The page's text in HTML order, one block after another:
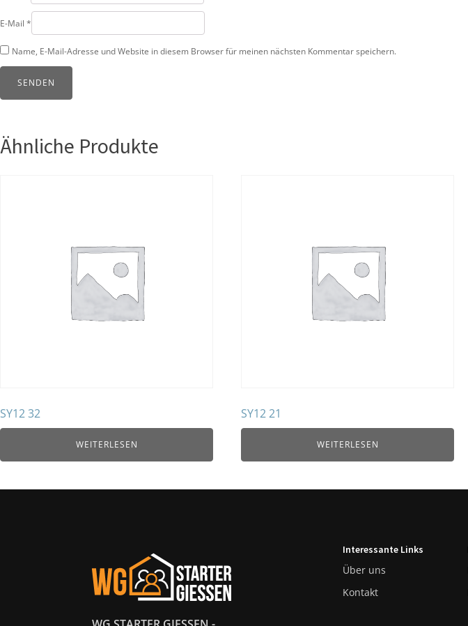
E-Mail *
Name, E-Mail-Adresse und Website in diesem Browser für meinen nächsten Kommentar speichern.
Ähnliche Produkte
SY12 32
WEITERLESEN
SY12 21
WEITERLESEN
Interessante Links
Über uns
Kontakt